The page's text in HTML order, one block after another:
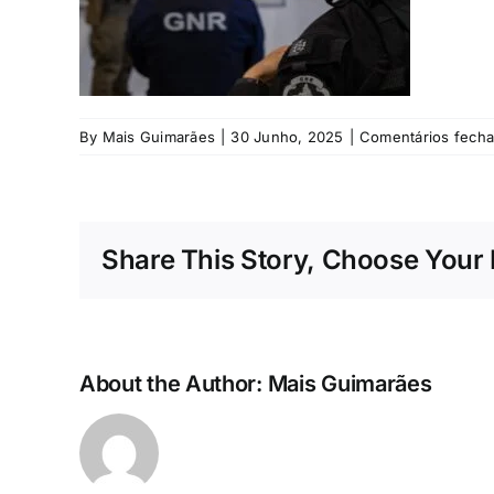
By Mais Guimarães 30 Junho, 2025 Comentários
Share This Story, Choose Your
About the Author: Mais Guimarães